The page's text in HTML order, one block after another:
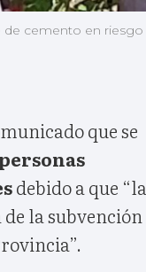
de cemento en riesgo
que se
debido a que “la
la subvención